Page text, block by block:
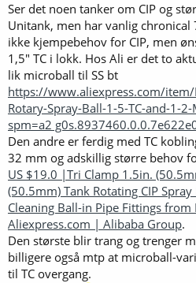
:
Ser det noen tanker om CIP og
Unitank, men har vanlig chronical
ikke kjempebehov for CIP, men
1,5" TC i lokk. Hos Ali er det to
lik microball til SS bt
https://www.aliexpress.com/
Rotary-Spray-Ball-1-5-TC-and-1-
spm=a2
Den andre er ferdig med TC
32 mm og adskillig større behov
US $19.0 |Tri Clamp 1.5in.
(50.5mm) Tank Rotating CIP
Cleaning Ball-in Pipe Fittings
Aliexpress.com | Alibaba Group.
Den største blir trang og trenger
billigere også mtp at microball-
til TC overgang.